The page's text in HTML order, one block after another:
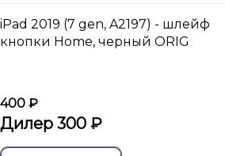
iPad 2019 (7 gen, A2197) - шлейф
кнопки Home, черный ORIG
400 ₽
Дилер 300 ₽